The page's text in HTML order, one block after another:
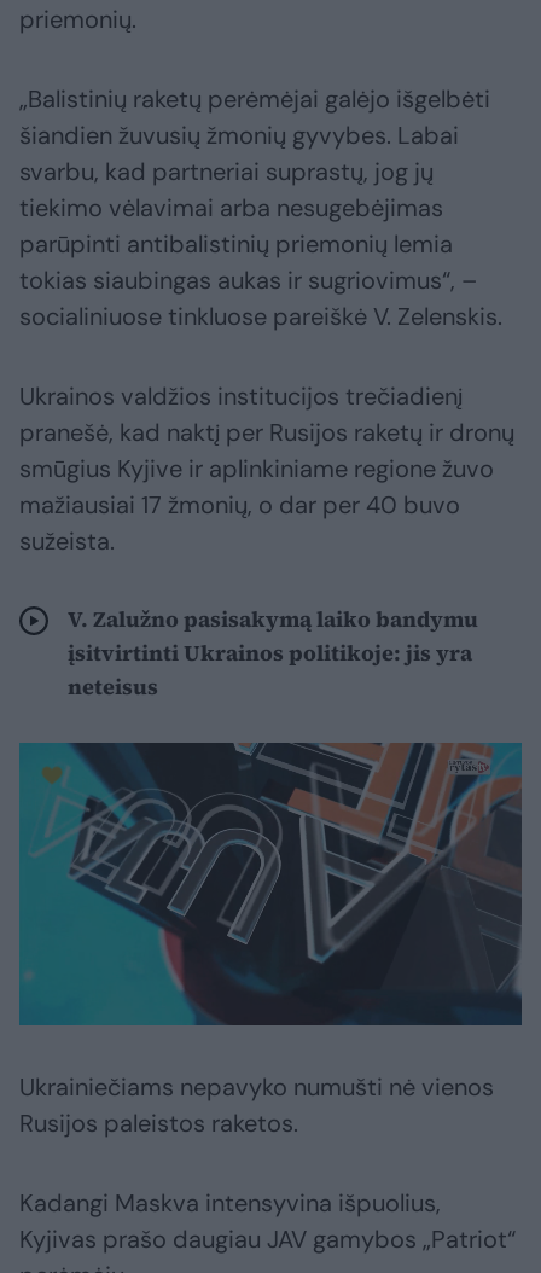
priemonių.
„Balistinių raketų perėmėjai galėjo išgelbėti
šiandien žuvusių žmonių gyvybes. Labai
svarbu, kad partneriai suprastų, jog jų
tiekimo vėlavimai arba nesugebėjimas
parūpinti antibalistinių priemonių lemia
tokias siaubingas aukas ir sugriovimus“, –
socialiniuose tinkluose pareiškė V. Zelenskis.
Ukrainos valdžios institucijos trečiadienį
pranešė, kad naktį per Rusijos raketų ir dronų
smūgius Kyjive ir aplinkiniame regione žuvo
mažiausiai 17 žmonių, o dar per 40 buvo
sužeista.
V. Zalužno pasisakymą laiko bandymu
įsitvirtinti Ukrainos politikoje: jis yra
neteisus
Ukrainiečiams nepavyko numušti nė vienos
Rusijos paleistos raketos.
Kadangi Maskva intensyvina išpuolius,
Kyjivas prašo daugiau JAV gamybos „Patriot“